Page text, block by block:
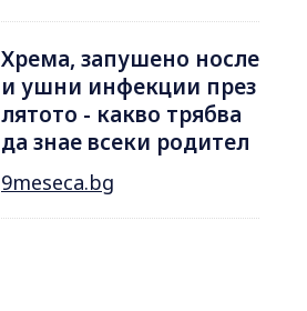
Хрема, запушено носле
и ушни инфекции през
лятотo - какво трябва
да знае всеки родител
9meseca.bg